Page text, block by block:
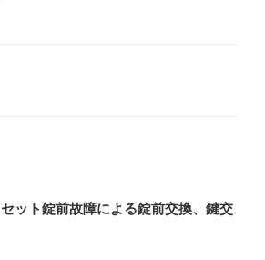
ット錠前故障による錠前交換、鍵交